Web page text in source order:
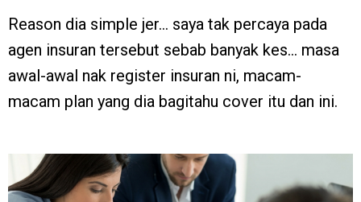
Reason dia simple jer… saya tak percaya pada
agen insuran tersebut sebab banyak kes… masa
awal-awal nak register insuran ni, macam-
macam plan yang dia bagitahu cover itu dan ini.